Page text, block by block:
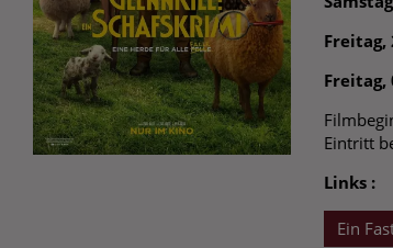
Freitag,
Freitag,
Eintritt
Links :
Ein